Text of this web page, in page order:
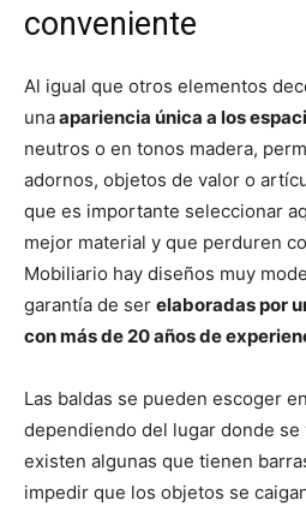
conveniente
Al igual que otros elementos
unaapariencia única a los
neutros o en tonos madera,
adornos, objetos de valor o
que es importante seleccionar
mejor material y que perduren
Mobiliario hay diseños muy
garantía de ser elaboradas por
con más de 20 años de
Las baldas se pueden escoger
dependiendo del lugar donde se
existen algunas que tienen
impedir que los objetos se